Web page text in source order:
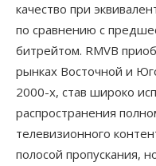
качество при
по сравнению с
битрейтом. RMVB
рынках Восточной и
2000-х, став широко
распространения
телевизионного
полосой пропускания,